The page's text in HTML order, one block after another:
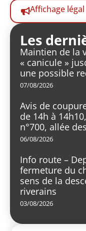
Affichage légal
Les
Maintien de la
« canicule »
une possible
07/08/2026
Avis de
de 14h à
n°700, allée
06/08/2026
Info route –
fermeture du
sens de la
riverains
03/08/2026